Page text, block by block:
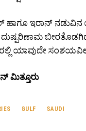
ಹಾಗೂ ಇರಾನ್ ನಡುವಿನ
ಯಾವುದೇ
ಮಿತ್ತೂರು
GULF SAUDI